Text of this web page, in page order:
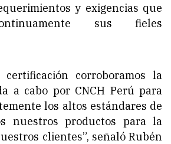
y exigencias que
sus fieles
certificación corroboramos la
a cabo por CNCH Perú para
los altos estándares de
nuestros productos para la
clientes”, señaló Rubén